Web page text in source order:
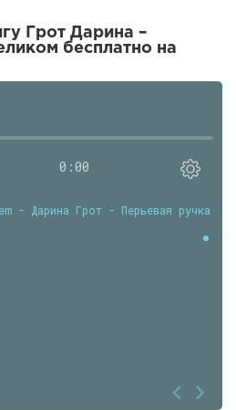
Грот Дарина –
бесплатно на
0:00
- Дарина Грот - Перьевая ручка